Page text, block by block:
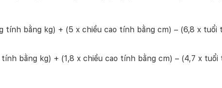
tính bằng kg) + (5 x chiều cao tính bằng cm) – (6,8 x tuổi
bằng kg) + (1,8 x chiều cao tính bằng cm) – (4,7 x tuổi